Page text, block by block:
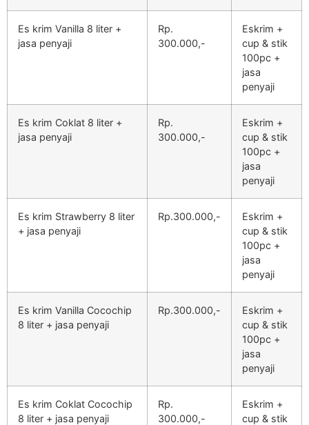
Es krim Vanilla 8 liter +
jasa penyaji
Rp.
300.000,-
Eskrim +
cup & stik
100pc +
jasa
penyaji
Es krim Coklat 8 liter +
jasa penyaji
Rp.
300.000,-
Eskrim +
cup & stik
100pc +
jasa
penyaji
Es krim Strawberry 8 liter
+ jasa penyaji
Rp.300.000,-
Eskrim +
cup & stik
100pc +
jasa
penyaji
Es krim Vanilla Cocochip
8 liter + jasa penyaji
Rp.300.000,-
Eskrim +
cup & stik
100pc +
jasa
penyaji
Es krim Coklat Cocochip
8 liter + jasa penyaji
Rp.
300.000,-
Eskrim +
cup & stik